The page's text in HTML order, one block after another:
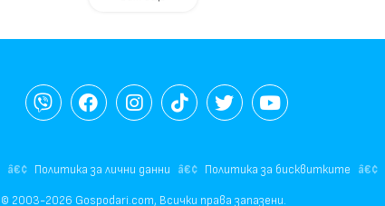
Политика за лични данни Политика за бисквитките
© 2003-2026 Gospodari.com, Всички права запазени.